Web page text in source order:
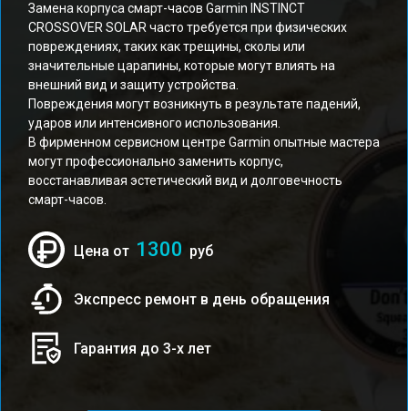
Замена корпуса смарт-часов Garmin INSTINCT
CROSSOVER SOLAR часто требуется при физических
повреждениях, таких как трещины, сколы или
значительные царапины, которые могут влиять на
внешний вид и защиту устройства.
Повреждения могут возникнуть в результате падений,
ударов или интенсивного использования.
В фирменном сервисном центре Garmin опытные мастера
могут профессионально заменить корпус,
восстанавливая эстетический вид и долговечность
смарт-часов.
Цена от 1300 руб
Экспресс ремонт в день обращения
Гарантия до 3-х лет